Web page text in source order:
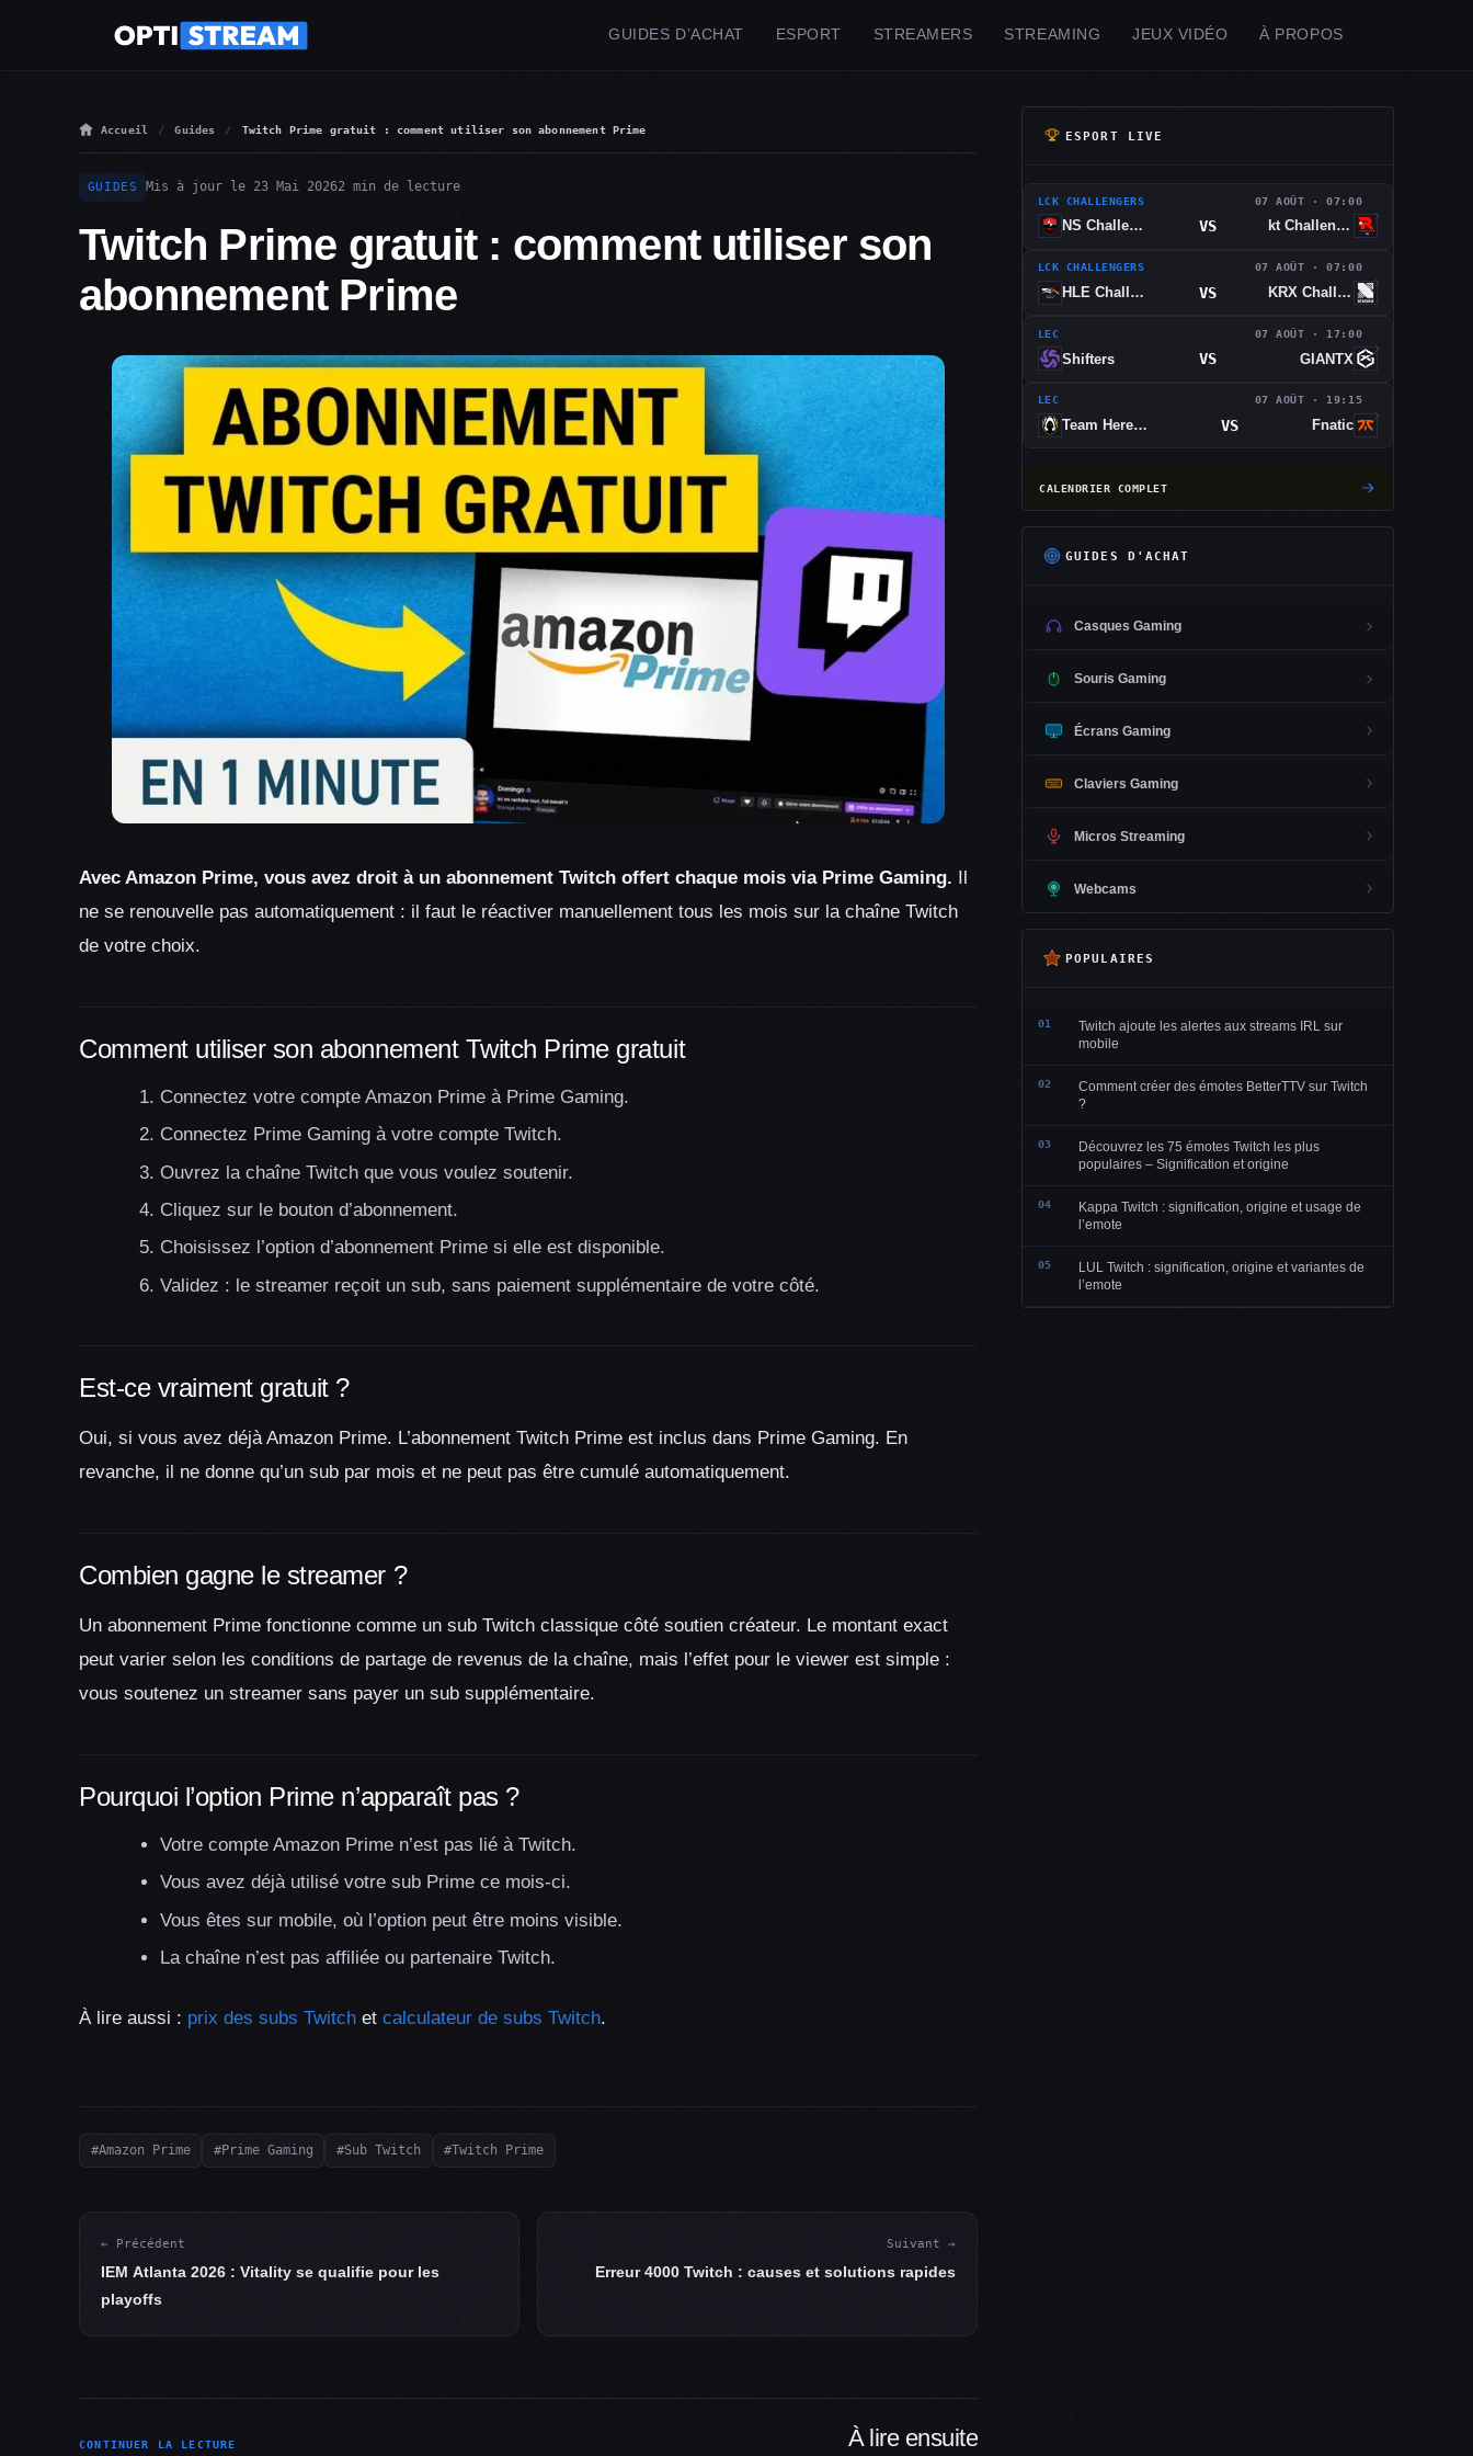
GUIDES D’ACHAT ESPORT STREAMERS STREAMING JEUX VIDÉO À PROPOS
Accueil Guides Twitch Prime gratuit : comment utiliser son abonnement Prime
GUIDES Mis à jour le 23 Mai 20262 min de lecture
Twitch Prime gratuit : comment utiliser son
abonnement Prime
Avec Amazon Prime, vous avez droit à un abonnement Twitch offert chaque mois via Prime Gaming. Il
ne se renouvelle pas automatiquement : il faut le réactiver manuellement tous les mois sur la chaîne Twitch
de votre choix.
Comment utiliser son abonnement Twitch Prime gratuit
Connectez votre compte Amazon Prime à Prime Gaming.
Connectez Prime Gaming à votre compte Twitch.
Ouvrez la chaîne Twitch que vous voulez soutenir.
Cliquez sur le bouton d’abonnement.
Choisissez l’option d’abonnement Prime si elle est disponible.
Validez : le streamer reçoit un sub, sans paiement supplémentaire de votre côté.
Est-ce vraiment gratuit ?
Oui, si vous avez déjà Amazon Prime. L’abonnement Twitch Prime est inclus dans Prime Gaming. En
revanche, il ne donne qu’un sub par mois et ne peut pas être cumulé automatiquement.
Combien gagne le streamer ?
Un abonnement Prime fonctionne comme un sub Twitch classique côté soutien créateur. Le montant exact
peut varier selon les conditions de partage de revenus de la chaîne, mais l’effet pour le viewer est simple :
vous soutenez un streamer sans payer un sub supplémentaire.
Pourquoi l’option Prime n’apparaît pas ?
Votre compte Amazon Prime n’est pas lié à Twitch.
Vous avez déjà utilisé votre sub Prime ce mois-ci.
Vous êtes sur mobile, où l’option peut être moins visible.
La chaîne n’est pas affiliée ou partenaire Twitch.
À lire aussi : prix des subs Twitch et calculateur de subs Twitch.
#Amazon Prime #Prime Gaming #Sub Twitch #Twitch Prime
← Précédent
IEM Atlanta 2026 : Vitality se qualifie pour les
playoffs
Suivant →
Erreur 4000 Twitch : causes et solutions rapides
CONTINUER LA LECTURE À lire ensuite
ESPORT LIVE
LCK CHALLENGERS 07 AOÛT · 07:00
NS Challengers VS kt Challengers
LCK CHALLENGERS 07 AOÛT · 07:00
HLE Challengers VS KRX Challengers
LEC 07 AOÛT · 17:00
Shifters VS GIANTX
LEC 07 AOÛT · 19:15
Team Heretics VS Fnatic
CALENDRIER COMPLET
GUIDES D'ACHAT
Casques Gaming
Souris Gaming
Écrans Gaming
Claviers Gaming
Micros Streaming
Webcams
POPULAIRES
01
Twitch ajoute les alertes aux streams IRL sur
mobile
02
Comment créer des émotes BetterTTV sur Twitch
?
03
Découvrez les 75 émotes Twitch les plus
populaires – Signification et origine
04
Kappa Twitch : signification, origine et usage de
l’emote
05
LUL Twitch : signification, origine et variantes de
l’emote